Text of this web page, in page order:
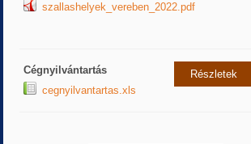
szallashelyek_vereben_2022.pdf
Cégnyilvántartás
cegnyilvantartas.xls
Részletek